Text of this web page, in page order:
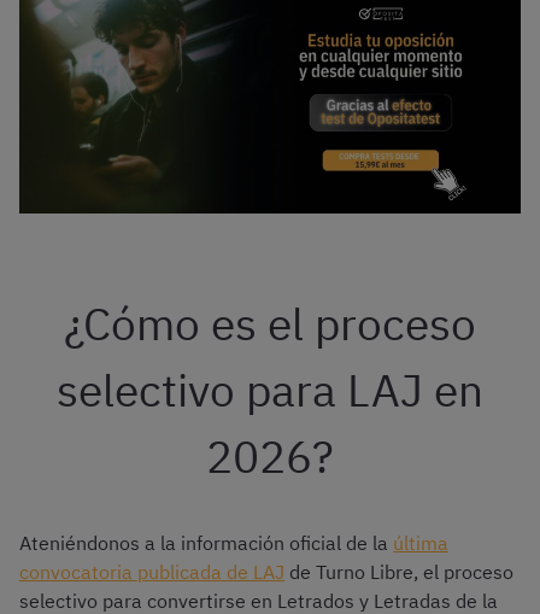
¿Cómo es el proceso
selectivo para LAJ en
2026?
Ateniéndonos a la información oficial de la última
convocatoria publicada de LAJ de Turno Libre, el proceso
selectivo para convertirse en Letrados y Letradas de la